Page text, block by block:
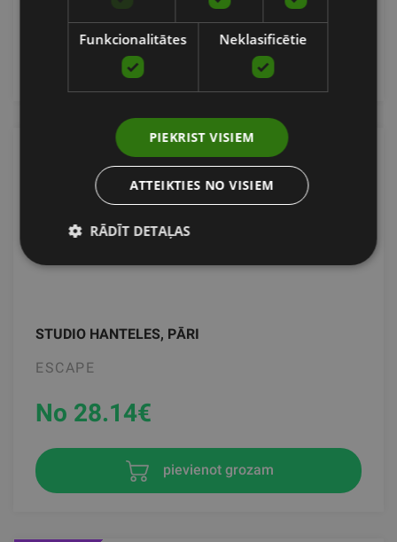
2743.05 €
pievienot grozam
STUDIO HANTELES, PĀRI
ESCAPE
No 28.14€
pievienot grozam
Funkcionalitātes Neklasificētie
PIEKRIST VISIEM
ATTEIKTIES NO VISIEM
RĀDĪT DETAĻAS